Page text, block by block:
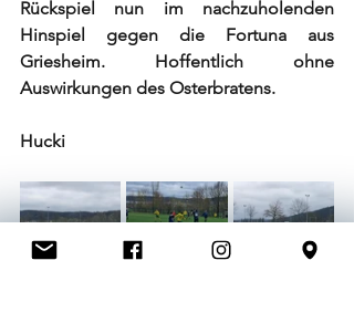
Rückspiel nun im nachzuholenden
Hinspiel gegen die Fortuna aus
Griesheim. Hoffentlich ohne
Auswirkungen des Osterbratens.
Hucki